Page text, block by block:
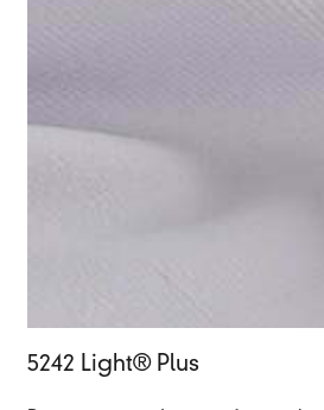
5242 Light® Plus